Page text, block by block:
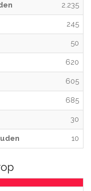
2.235
245
50
620
605
685
30
10